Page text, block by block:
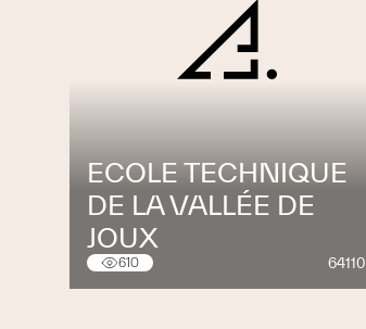
ECOLE TECHNIQUE
DE LA VALLÉE DE
JOUX
610 64110